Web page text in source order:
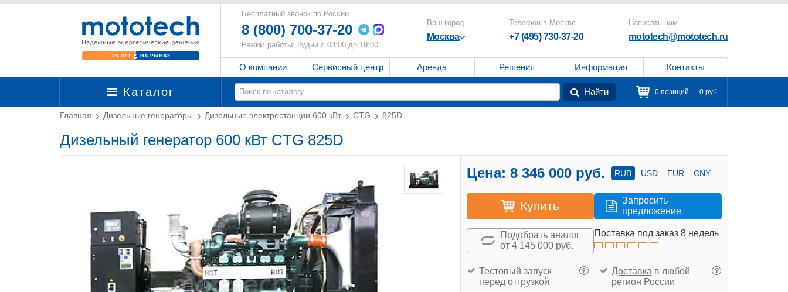
Бесплатный звонок по России
8 (800) 700-37-20
Режим работы: будни с 08:00 до 19:00
Ваш город
Москва
Телефон в Москве
+7 (495) 730-37-20
Написать нам
mototech@mototech.ru
О компании Сервисный центр Аренда Решения Информация Контакты
Каталог Найти 0 позиций — 0 руб.
Главная Дизельные генераторы Дизельные электростанции 600 кВт CTG 825D
Дизельный генератор 600 кВт CTG 825D
Цена: 8 346 000 руб. RUB USD EUR CNY
Купить
Запросить
предложение
Подобрать аналог
от 4 145 000 руб.
Поставка под заказ 8 недель
?
Тестовый запуск
перед отгрузкой
?
Доставка в любой
регион России